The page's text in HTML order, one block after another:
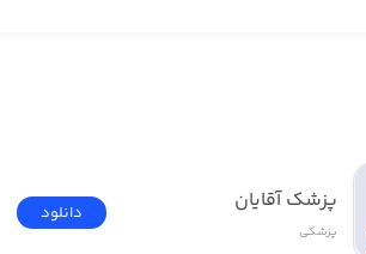
پزشک آقایان
پزشکی
دانلود